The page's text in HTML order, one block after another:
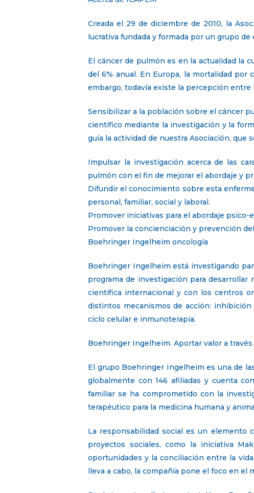
Creada el 29 de diciembre de 2010, la
lucrativa fundada y formada por un grupo
El cáncer de pulmón es en la actualidad la
del 6% anual. En Europa, la mortalidad
embargo, todavía existe la percepción
Sensibilizar a la población sobre el cáncer
científico mediante la investigación y la
guía la actividad de nuestra Asociación, que
Impulsar la investigación acerca de las
pulmón con el fin de mejorar el abordaje y
Difundir el conocimiento sobre esta
personal, familiar, social y laboral.
Promover iniciativas para el abordaje psico-
Promover la concienciación y prevención
Boehringer Ingelheim oncología
Boehringer Ingelheim está investigando
programa de investigación para
científica internacional y con los centros
distintos mecanismos de acción:
ciclo celular e inmunoterapia.
Boehringer Ingelheim. Aportar valor a
El grupo Boehringer Ingelheim es una de
globalmente con 146 afiliadas y cuenta
familiar se ha comprometido con la
terapéutico para la medicina humana y
La responsabilidad social es un elemento
proyectos sociales, como la iniciativa
oportunidades y la conciliación entre la
lleva a cabo, la compañía pone el foco en el